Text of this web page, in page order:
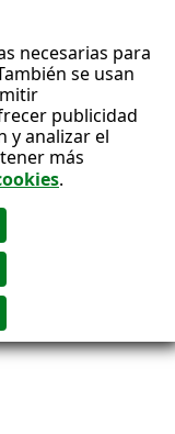
necesarias para
se usan
publicidad
y analizar el
más
.